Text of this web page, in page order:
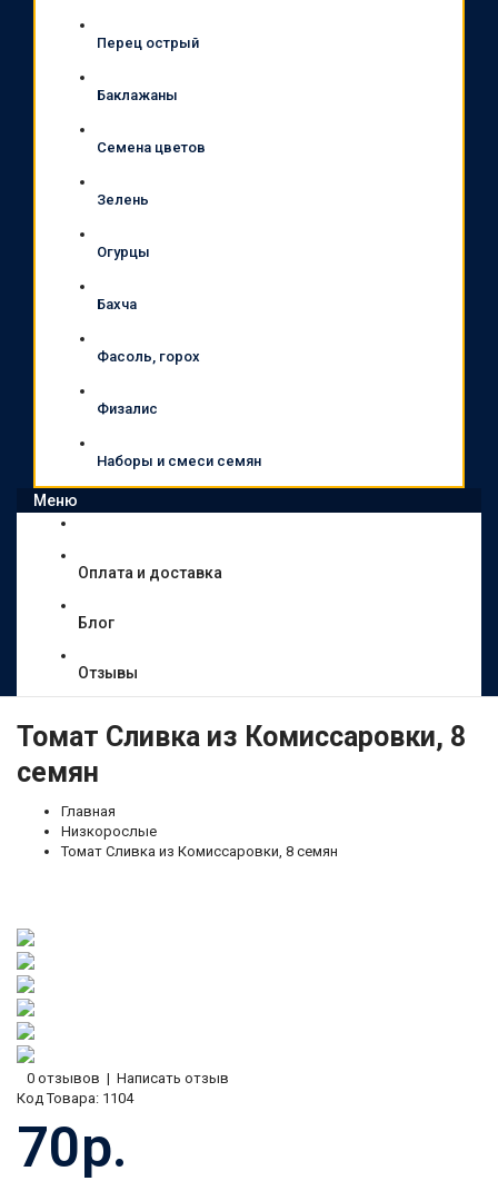
Перец острый
Баклажаны
Семена цветов
Зелень
Огурцы
Бахча
Фасоль, горох
Физалис
Наборы и смеси семян
Меню
Оплата и доставка
Блог
Отзывы
Томат Сливка из Комиссаровки, 8
семян
Главная
Низкорослые
Томат Сливка из Комиссаровки, 8 семян
0 отзывов | Написать отзыв
Код Товара: 1104
70р.